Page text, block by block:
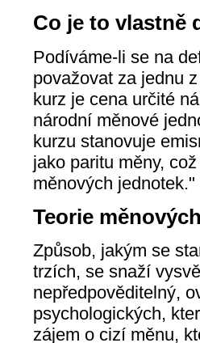
Co je to vlastně
Podíváme-li se na
považovat za jednu
kurz je cena určité
národní měnové
kurzu stanovuje
jako paritu měny,
měnových jednotek."
Teorie
Způsob, jakým se
trzích, se snaží
nepředpověditelný,
psychologických,
zájem o cizí měnu,